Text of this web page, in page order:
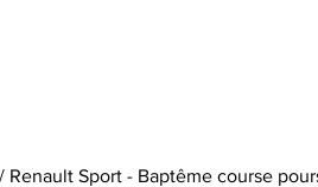
Sport - Baptême course